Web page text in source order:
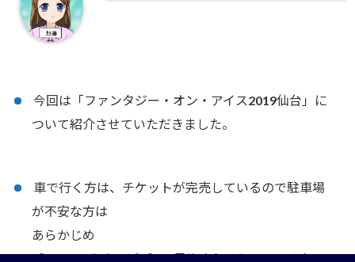
今回は「ファンタジー・オン・アイス2019仙台」に
ついて紹介させていただきました。
車で行く方は、チケットが完売しているので駐車場
が不安な方は
あらかじめ
【akippa(あきっぱ!)】で予約されるといいですね。